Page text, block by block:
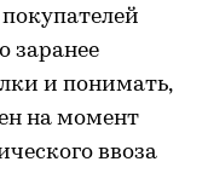
заранее
и понимать,
на момент
ввоза